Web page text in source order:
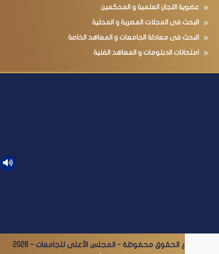
عضوية اللجان العلمية و المحكمين
البحث فى المجلات المصرية و المحلية
البحث فى معادلة الجامعات و المعاهد الخاصة
امتحانات الدبلومات و المعاهد الفنية
© جميع الحقوق محفوظة - المجلس الأعلى للجامعات - 2026